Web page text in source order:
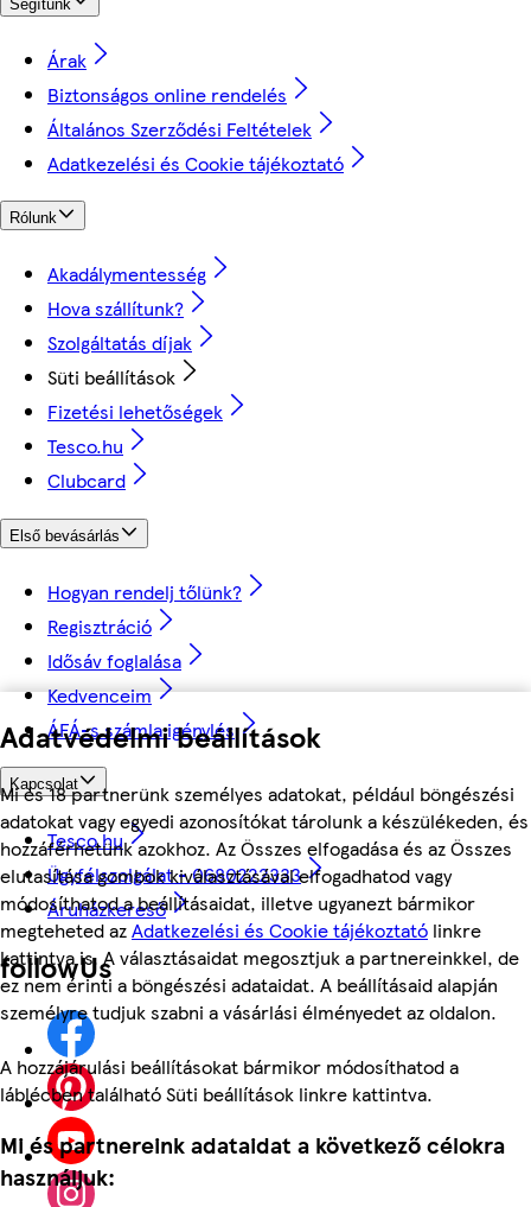
Adatvédelmi beállítások
Mi és 18 partnerünk személyes adatokat, például böngészési
adatokat vagy egyedi azonosítókat tárolunk a készülékeden, és
hozzáférhetünk azokhoz. Az Összes elfogadása és az Összes
elutasítása gombok kiválasztásával elfogadhatod vagy
módosíthatod a beállításaidat, illetve ugyanezt bármikor
megteheted azAdatkezelési és Cookie tájékoztató linkre
kattintva is. A választásaidat megosztjuk a partnereinkkel, de
ez nem érinti a böngészési adataidat. A beállításaid alapján
személyre tudjuk szabni a vásárlási élményedet az oldalon.
A hozzájárulási beállításokat bármikor módosíthatod a
láblécben található Süti beállítások linkre kattintva.
Mi és partnereink adataidat a következő célokra
használjuk:
Segítünk
Árak
Biztonságos online rendelés
Általános Szerződési Feltételek
Adatkezelési és Cookie tájékoztató
Rólunk
Akadálymentesség
Hova szállítunk?
Szolgáltatás díjak
Süti beállítások
Fizetési lehetőségek
Tesco.hu
Clubcard
Első bevásárlás
Hogyan rendelj tőlünk?
Regisztráció
Idősáv foglalása
Kedvenceim
ÁFÁ-s számla igénylés
Kapcsolat
Tesco.hu
Ügyfélszolgálat - 0680222333
Áruházkereső
followUs